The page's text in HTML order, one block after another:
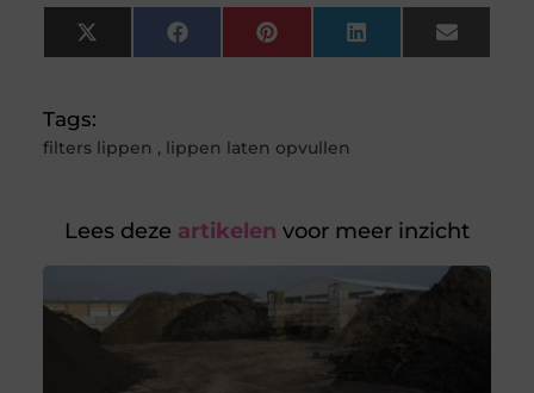
X
(Twitter)
FacebookPinterestLinkedInEmail
Tags:
filters lippen , lippen laten opvullen
Lees deze artikelen voor meer inzicht